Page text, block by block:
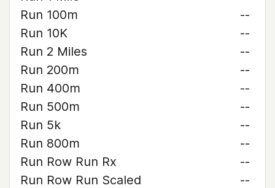
Run 100m
--
Run 10K
--
Run 2 Miles
--
Run 200m
--
Run 400m
--
Run 500m
--
Run 5k
--
Run 800m
--
Run Row Run Rx
--
Run Row Run Scaled
--